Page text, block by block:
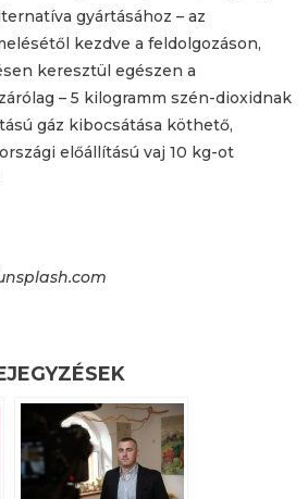
gyártásához – az
kezdve a feldolgozáson,
keresztül egészen a
– 5 kilogramm szén-dioxidnak
gáz kibocsátása köthető,
előállítású vaj 10 kg-ot